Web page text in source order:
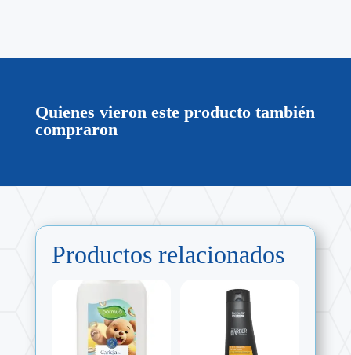
Quienes vieron este producto también
compraron
Productos relacionados